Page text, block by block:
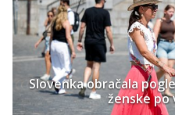
Slovenka obračala
ženske po